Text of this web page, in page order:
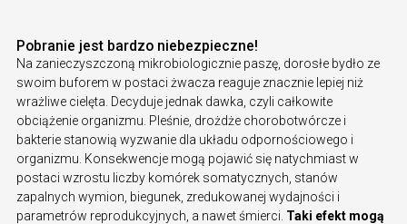
Pobranie jest bardzo niebezpieczne!
Na zanieczyszczoną mikrobiologicznie paszę, dorosłe bydło ze
swoim buforem w postaci żwacza reaguje znacznie lepiej niż
wrażliwe cielęta. Decyduje jednak dawka, czyli całkowite
obciążenie organizmu. Pleśnie, drożdże chorobotwórcze i
bakterie stanowią wyzwanie dla układu odpornościowego i
organizmu. Konsekwencje mogą pojawić się natychmiast w
postaci wzrostu liczby komórek somatycznych, stanów
zapalnych wymion, biegunek, zredukowanej wydajności i
parametrów reprodukcyjnych, a nawet śmierci. Taki efekt mogą